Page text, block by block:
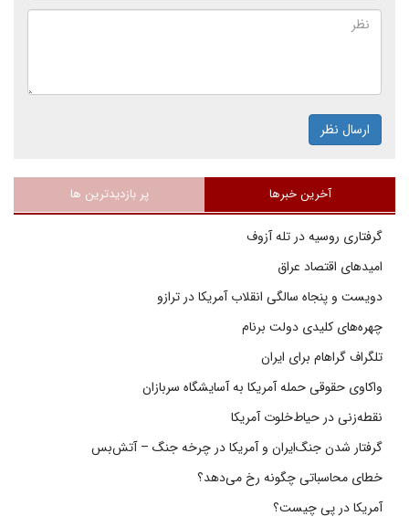
ارسال نظر
آخرین خبرها پر بازدیدترین ها
گرفتاری روسیه در تله آزوف
امیدهای اقتصاد عراق
دویست و پنجاه سالگی انقلاب آمریکا در ترازو
چهره‌های کلیدی دولت برنام
تلگراف گراهام برای ایران
واکاوی حقوقی حمله آمریکا به آسایشگاه سربازان
نقطه‌زنی در حیاط‌خلوت آمریکا
گرفتار شدن جنگ‌ایران و آمریکا در چرخه جنگ – آتش‌بس
خطای محاسباتی چگونه رخ می‌دهد؟
آمریکا در پی چیست؟